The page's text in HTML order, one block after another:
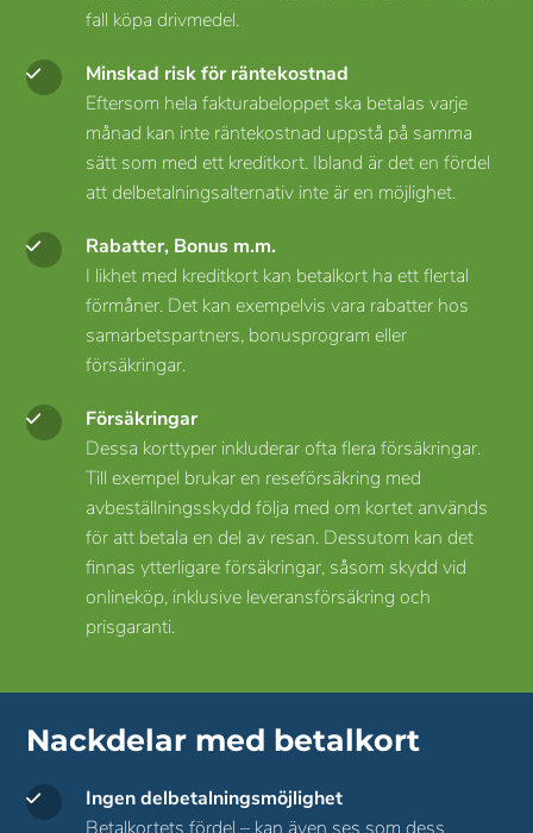
fall köpa drivmedel.
Minskad risk för räntekostnad
Eftersom hela fakturabeloppet ska betalas varje
månad kan inte räntekostnad uppstå på samma
sätt som med ett kreditkort. Ibland är det en fördel
att delbetalningsalternativ inte är en möjlighet.
Rabatter, Bonus m.m.
I likhet med kreditkort kan betalkort ha ett flertal
förmåner. Det kan exempelvis vara rabatter hos
samarbetspartners, bonusprogram eller
försäkringar.
Försäkringar
Dessa korttyper inkluderar ofta flera försäkringar.
Till exempel brukar en reseförsäkring med
avbeställningsskydd följa med om kortet används
för att betala en del av resan. Dessutom kan det
finnas ytterligare försäkringar, såsom skydd vid
onlineköp, inklusive leveransförsäkring och
prisgaranti.
Nackdelar med betalkort
Ingen delbetalningsmöjlighet
Betalkortets fördel – kan även ses som dess